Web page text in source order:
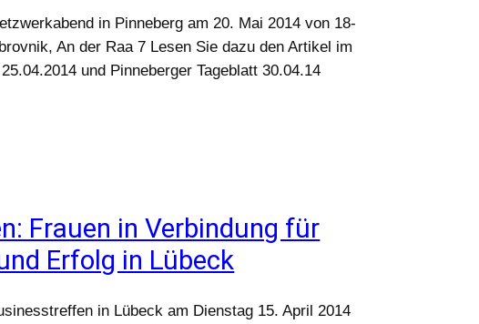
in Pinneberg am 20. Mai 2014 von 18-
An der Raa 7 Lesen Sie dazu den Artikel im
und Pinneberger Tageblatt 30.04.14
Frauen in Verbindung für
Erfolg in Lübeck
in Lübeck am Dienstag 15. April 2014